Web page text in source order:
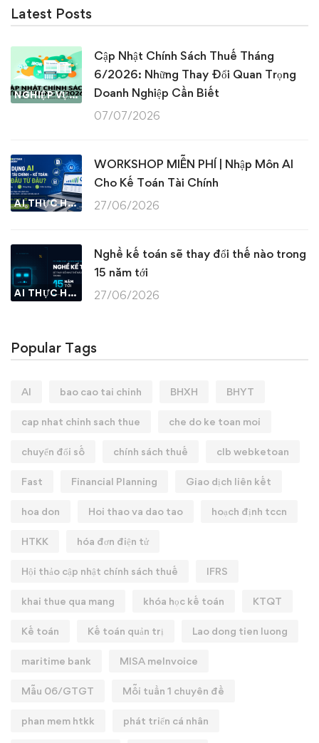
Latest Posts
NGHIỆP VỤ KẾ TOÁN & THUẾ
Cập Nhật Chính Sách Thuế Tháng
6/2026: Những Thay Đổi Quan Trọng
Doanh Nghiệp Cần Biết
07/07/2026
AI THỰC HÀNH
WORKSHOP MIỄN PHÍ | Nhập Môn AI
Cho Kế Toán Tài Chính
27/06/2026
AI THỰC HÀNH
Nghề kế toán sẽ thay đổi thế nào trong
15 năm tới
27/06/2026
Popular Tags
AI bao cao tai chinh BHXH BHYT
cap nhat chinh sach thue che do ke toan moi
chuyển đổi số chính sách thuế clb webketoan
Fast Financial Planning Giao dịch liên kết
hoa don Hoi thao va dao tao hoạch định tccn
HTKK hóa đơn điện tử
Hội thảo cập nhật chính sách thuế IFRS
khai thue qua mang khóa học kế toán KTQT
Kế toán Kế toán quản trị Lao dong tien luong
maritime bank MISA meInvoice
Mẫu 06/GTGT Mỗi tuần 1 chuyên đề
phan mem htkk phát triển cá nhân